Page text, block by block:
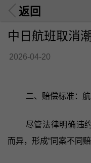
返回
中日航班取消
2026-04-20
二、赔偿标准：
尽管法律明确违
而异，形成“同案不同赔